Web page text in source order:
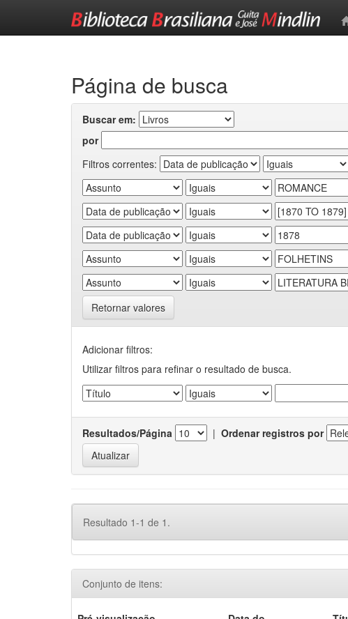
Página de busca
Buscar em:
por
Filtros correntes:
Retornar valores
Adicionar filtros:
Utilizar filtros para refinar o resultado de busca.
Resultados/Página | Ordenar registros por
Resultado 1-1 de 1.
Conjunto de itens: